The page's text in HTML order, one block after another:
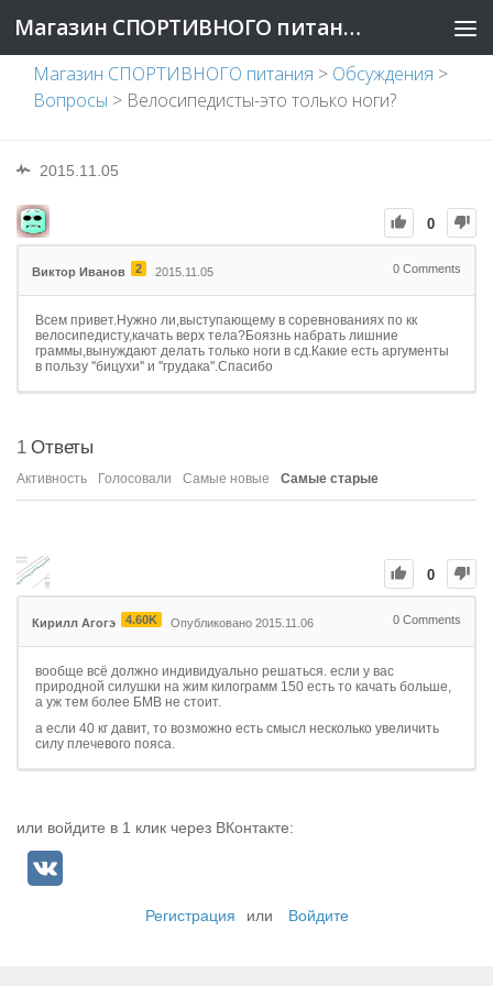
Магазин СПОРТИВНОГО питания
Магазин СПОРТИВНОГО питания > Обсуждения >
Вопросы > Велосипедисты-это только ноги?
2015.11.05
0
Виктор Иванов 2 2015.11.05 0 Comments
Всем привет.Нужно ли,выступающему в соревнованиях по кк
велосипедисту,качать верх тела?Боязнь набрать лишние
граммы,вынуждают делать только ноги в сд.Какие есть аргументы
в пользу ''бицухи'' и ''грудака''.Спасибо
1Ответы
Активность Голосовали Самые новые Самые старые
0
Кирилл Агогэ 4.60K Опубликовано 2015.11.06 0 Comments
вообще всё должно индивидуально решаться. если у вас
природной силушки на жим килограмм 150 есть то качать больше,
а уж тем более БМВ не стоит.
а если 40 кг давит, то возможно есть смысл несколько увеличить
силу плечевого пояса.
или войдите в 1 клик через ВКонтакте:
Регистрация или Войдите